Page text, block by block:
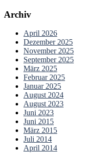
Archiv
April 2026
Dezember 2025
November 2025
September 2025
März 2025
Februar 2025
Januar 2025
August 2024
August 2023
Juni 2023
Juni 2015
März 2015
Juli 2014
April 2014